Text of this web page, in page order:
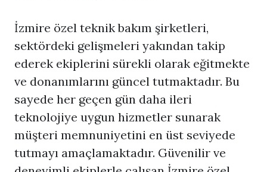
İzmire özel teknik bakım şirketleri,
sektördeki gelişmeleri yakından takip
ederek ekiplerini sürekli olarak eğitmekte
ve donanımlarını güncel tutmaktadır. Bu
sayede her geçen gün daha ileri
teknolojiye uygun hizmetler sunarak
müşteri memnuniyetini en üst seviyede
tutmayı amaçlamaktadır. Güvenilir ve